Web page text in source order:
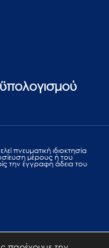
πvευματική ιδιοκτησία
μέρους ή του
την έγγραφη άδεια του